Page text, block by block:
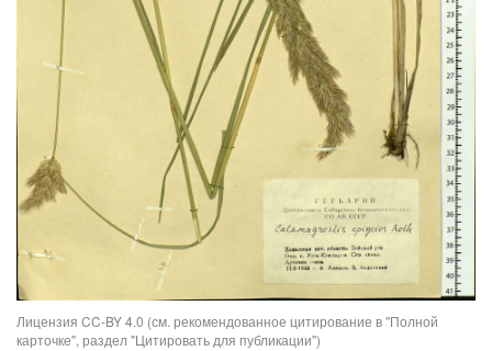
Лицензия CC-BY 4.0 (см. рекомендованное цитирование в "Полной
карточке", раздел "Цитировать для публикации")